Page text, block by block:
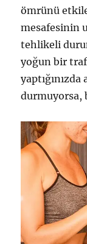
ömrünü
mesafesinin
tehlikeli
yoğun bir
durmuyorsa,